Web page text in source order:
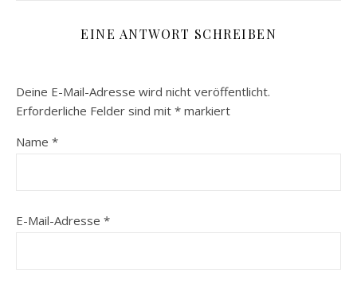
EINE ANTWORT SCHREIBEN
Deine E-Mail-Adresse wird nicht veröffentlicht.
Erforderliche Felder sind mit * markiert
Name *
E-Mail-Adresse *